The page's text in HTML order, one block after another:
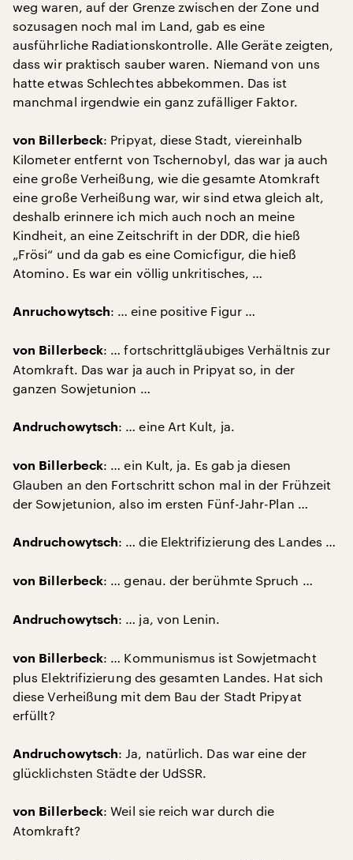
weg waren, auf der Grenze zwischen der Zone und
sozusagen noch mal im Land, gab es eine
ausführliche Radiationskontrolle. Alle Geräte zeigten,
dass wir praktisch sauber waren. Niemand von uns
hatte etwas Schlechtes abbekommen. Das ist
manchmal irgendwie ein ganz zufälliger Faktor.
von Billerbeck: Pripyat, diese Stadt, viereinhalb
Kilometer entfernt von Tschernobyl, das war ja auch
eine große Verheißung, wie die gesamte Atomkraft
eine große Verheißung war, wir sind etwa gleich alt,
deshalb erinnere ich mich auch noch an meine
Kindheit, an eine Zeitschrift in der DDR, die hieß
„Frösi“ und da gab es eine Comicfigur, die hieß
Atomino. Es war ein völlig unkritisches, …
Anruchowytsch: … eine positive Figur …
von Billerbeck: … fortschrittgläubiges Verhältnis zur
Atomkraft. Das war ja auch in Pripyat so, in der
ganzen Sowjetunion …
Andruchowytsch: … eine Art Kult, ja.
von Billerbeck: … ein Kult, ja. Es gab ja diesen
Glauben an den Fortschritt schon mal in der Frühzeit
der Sowjetunion, also im ersten Fünf-Jahr-Plan …
Andruchowytsch: … die Elektrifizierung des Landes …
von Billerbeck: … genau. der berühmte Spruch …
Andruchowytsch: … ja, von Lenin.
von Billerbeck: … Kommunismus ist Sowjetmacht
plus Elektrifizierung des gesamten Landes. Hat sich
diese Verheißung mit dem Bau der Stadt Pripyat
erfüllt?
Andruchowytsch: Ja, natürlich. Das war eine der
glücklichsten Städte der UdSSR.
von Billerbeck: Weil sie reich war durch die
Atomkraft?